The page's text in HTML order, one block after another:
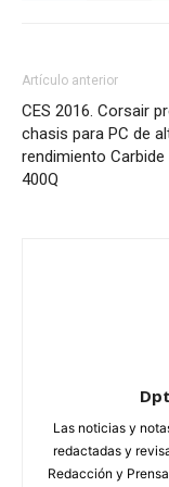
Artículo anterior
CES 2016. Corsair
chasis para PC de
rendimiento Carbide
400Q
Las noticias y
redactadas y
Redacción y